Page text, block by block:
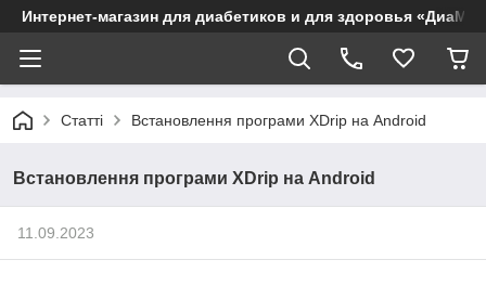
Интернет-магазин для диабетиков и для здоровья
Статті Встановлення програми XDrip на Android
Встановлення програми XDrip на Android
11.09.2023